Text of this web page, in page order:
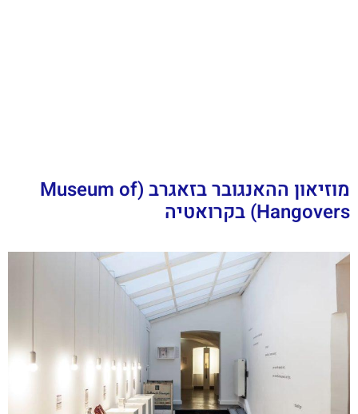
מוזיאון ההאנגובר בזאגרב (Museum of
Hangovers) בקרואטיה